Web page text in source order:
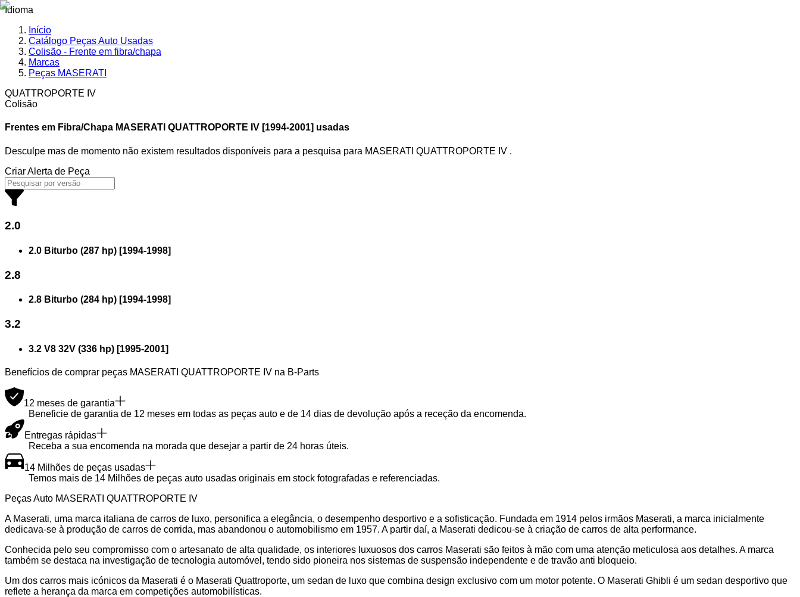
Idioma
Início
Catálogo Peças Auto Usadas
Colisão - Frente em fibra/chapa
Marcas
Peças MASERATI
QUATTROPORTE IV
Colisão
Frentes em Fibra/Chapa MASERATI QUATTROPORTE IV [1994-2001] usadas
Desculpe mas de momento não existem resultados disponíveis para a pesquisa para MASERATI QUATTROPORTE IV .
Criar Alerta de Peça
2.0
2.0 Biturbo (287 hp) [1994-1998]
2.8
2.8 Biturbo (284 hp) [1994-1998]
3.2
3.2 V8 32V (336 hp) [1995-2001]
Benefícios de comprar peças MASERATI QUATTROPORTE IV na B-Parts
12 meses de garantia
Beneficie de garantia de 12 meses em todas as peças auto e de 14 dias de devolução após a receção da encomenda.
Entregas rápidas
Receba a sua encomenda na morada que desejar a partir de 24 horas úteis.
14 Milhões de peças usadas
Temos mais de 14 Milhões de peças auto usadas originais em stock fotografadas e referenciadas.
Peças Auto MASERATI QUATTROPORTE IV
A Maserati, uma marca italiana de carros de luxo, personifica a elegância, o desempenho desportivo e a sofisticação. Fundada em 1914 pelos irmãos Maserati, a marca inicialmente
dedicava-se à produção de carros de corrida, mas abandonou o automobilismo em 1957. A partir daí, a Maserati dedicou-se à criação de carros de alta performance.
Conhecida pelo seu compromisso com o artesanato de alta qualidade, os interiores luxuosos dos carros Maserati são feitos à mão com uma atenção meticulosa aos detalhes. A marca
também se destaca na investigação de tecnologia automóvel, tendo sido pioneira nos sistemas de suspensão independente e de travão anti bloqueio.
Um dos carros mais icónicos da Maserati é o Maserati Quattroporte, um sedan de luxo que combina design exclusivo com um motor potente. O Maserati Ghibli é um sedan desportivo que
reflete a herança da marca em competições automobilísticas.